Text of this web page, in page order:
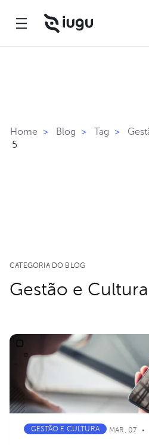
Home > Blog > Tag >
5
CATEGORIA DO BLOG
Gestão e
GESTÃO E CULTURA MAR. 07